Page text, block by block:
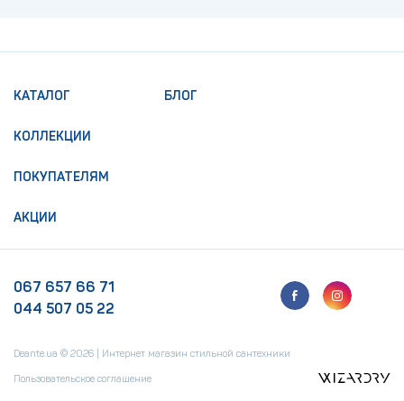
КАТАЛОГ
КОЛЛЕКЦИИ
ПОКУПАТЕЛЯМ
АКЦИИ
БЛОГ
067 657 66 71
044 507 05 22
Deante.ua © 2026 | Интернет магазин стильной сантехники
Пользовательское соглашение